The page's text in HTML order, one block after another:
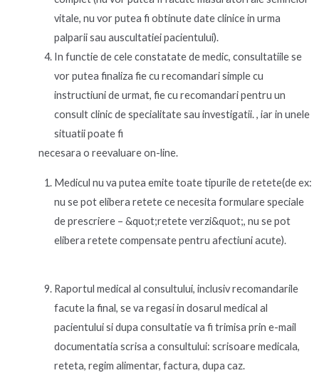
vitale, nu vor putea fi obtinute date clinice in urma
palparii sau auscultatiei pacientului).
In functie de cele constatate de medic, consultatiile se
vor putea finaliza fie cu recomandari simple cu
instructiuni de urmat, fie cu recomandari pentru un
consult clinic de specialitate sau investigatii. , iar in unele
situatii poate fi
necesara o reevaluare on-line.
Medicul nu va putea emite toate tipurile de retete(de ex:
nu se pot elibera retete ce necesita formulare speciale
de prescriere – &quot;retete verzi&quot;, nu se pot
elibera retete compensate pentru afectiuni acute).
Raportul medical al consultului, inclusiv recomandarile
facute la final, se va regasi in dosarul medical al
pacientului si dupa consultatie va fi trimisa prin e-mail
documentatia scrisa a consultului: scrisoare medicala,
reteta, regim alimentar, factura, dupa caz.